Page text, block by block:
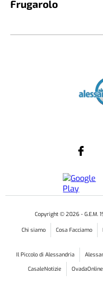
Frugarolo
Copyright © 2026 - G.E.M.
Chi siamo Cosa Facciamo
Il Piccolo di Alessandria
CasaleNotizie
OvadaOnline